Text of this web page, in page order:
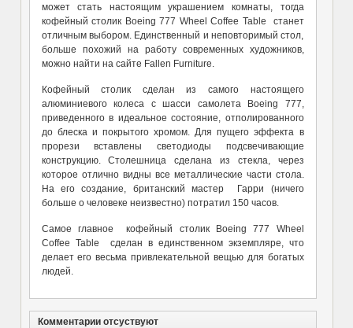
может стать настоящим украшением комнаты, тогда
кофейный столик Boeing 777 Wheel Coffee Table станет
отличным выбором. Единственный и неповторимый стол,
больше похожий на работу современных художников,
можно найти на сайте Fallen Furniture.
Кофейный столик сделан из самого настоящего
алюминиевого колеса с шасси самолета Boeing 777,
приведенного в идеальное состояние, отполированного
до блеска и покрытого хромом. Для пущего эффекта в
прорези вставлены светодиоды подсвечивающие
конструкцию. Столешница сделана из стекла, через
которое отлично видны все металлические части стола.
На его создание, британский мастер Гарри (ничего
больше о человеке неизвестно) потратил 150 часов.
Самое главное кофейный столик Boeing 777 Wheel
Coffee Table сделан в единственном экземпляре, что
делает его весьма привлекательной вещью для богатых
людей.
Комментарии отсуствуют